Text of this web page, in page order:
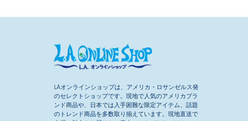
LAオンラインショップは、アメリカ・ロサンゼルス発
のセレクトショップです。現地で人気のアメリカブラ
ンド商品や、日本では入手困難な限定アイテム、話題
のトレンド商品を多数取り揃えています。現地直送で